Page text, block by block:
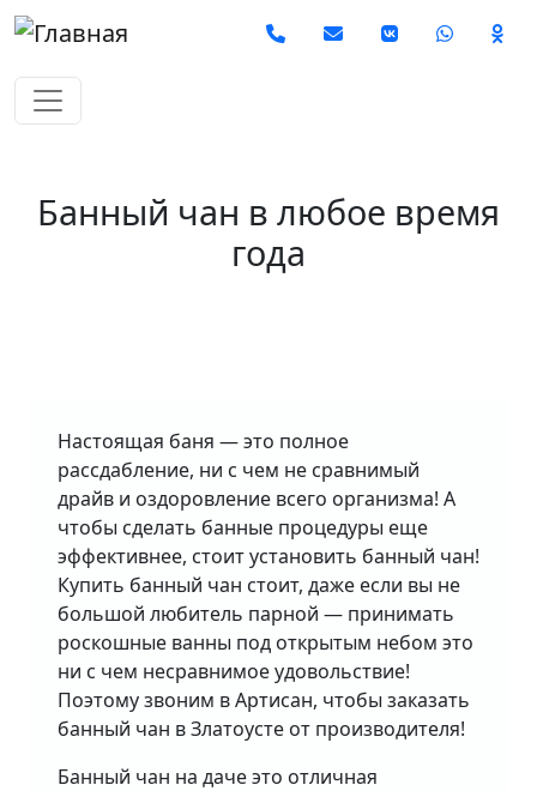
Перейти к основному содержанию
Social
Банный чан в любое время
года
Настоящая баня — это полное
рассдабление, ни с чем не сравнимый
драйв и оздоровление всего организма! А
чтобы сделать банные процедуры еще
эффективнее, стоит установить банный чан!
Купить банный чан стоит, даже если вы не
большой любитель парной — принимать
роскошные ванны под открытым небом это
ни с чем несравнимое удовольствие!
Поэтому звоним в Артисан, чтобы заказать
банный чан в Златоусте от производителя!
Банный чан на даче это отличная